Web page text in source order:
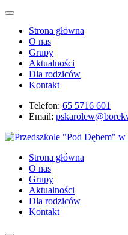
Strona główna
O nas
Grupy
Aktualności
Dla rodziców
Kontakt
Telefon: 65 5716 601
Email:
Strona główna
O nas
Grupy
Aktualności
Dla rodziców
Kontakt